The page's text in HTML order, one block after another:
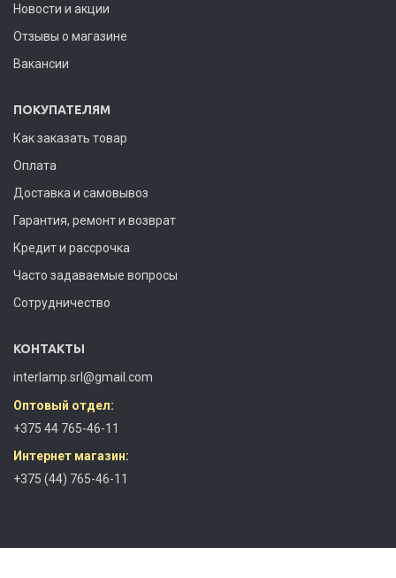
Новости и акции
Отзывы о магазине
Вакансии
ПОКУПАТЕЛЯМ
Как заказать товар
Оплата
Доставка и самовывоз
Гарантия, ремонт и возврат
Кредит и рассрочка
Часто задаваемые вопросы
Сотрудничество
КОНТАКТЫ
interlamp.srl@gmail.com
Оптовый отдел:
+375 44 765-46-11
Интернет магазин:
+375 (44) 765-46-11